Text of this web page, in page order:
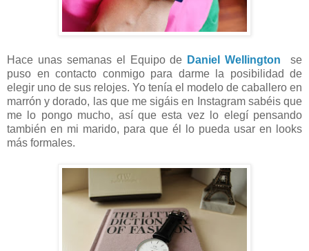
Hace unas semanas el Equipo de Daniel Wellington
se
puso en contacto conmigo para darme la posibilidad de
elegir uno de sus relojes. Yo tenía el modelo de caballero en
marrón y dorado, las que me sigáis en Instagram sabéis que
me lo pongo mucho, así que esta vez lo elegí pensando
también en mi marido, para que él lo pueda usar en looks
más formales.